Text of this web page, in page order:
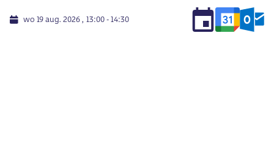
wo 19 aug. 2026 13:00 - 14:30